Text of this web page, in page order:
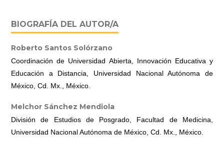
BIOGRAFÍA DEL AUTOR/A
Roberto Santos Solórzano
Coordinación de Universidad Abierta, Innovación Educativa y
Educación a Distancia, Universidad Nacional Autónoma de
México, Cd. Mx., México.
Melchor Sánchez Mendiola
División de Estudios de Posgrado, Facultad de Medicina,
Universidad Nacional Autónoma de México, Cd. Mx., México.